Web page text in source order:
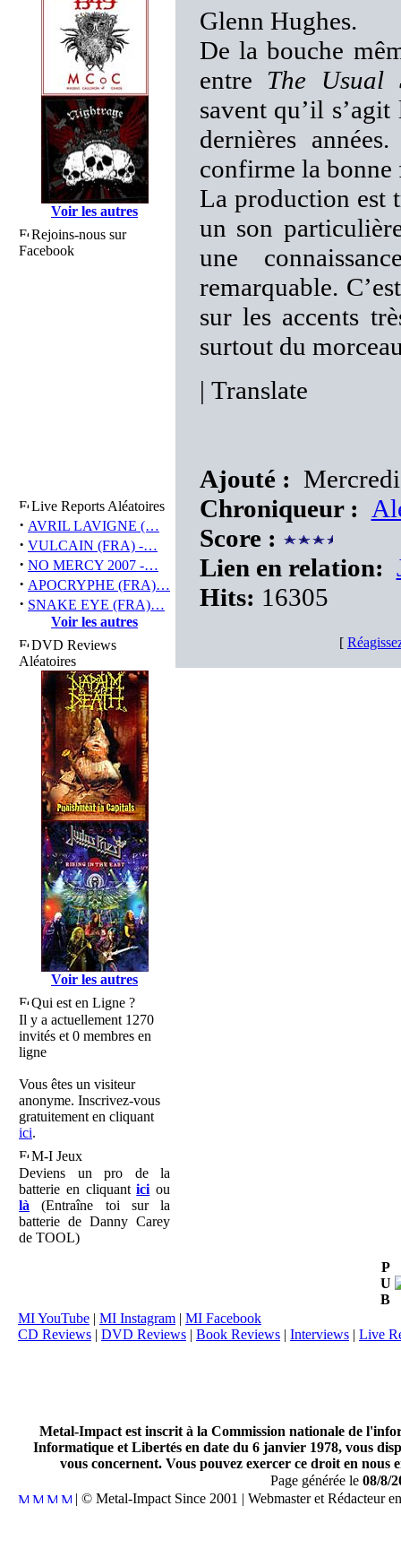
Voir les autres
Rejoins-nous sur
Facebook
Live Reports Aléatoires
· AVRIL LAVIGNE (…
· VULCAIN (FRA) -…
· NO MERCY 2007 -…
· APOCRYPHE (FRA)…
· SNAKE EYE (FRA)…
Voir les autres
DVD Reviews
Aléatoires
Voir les autres
Qui est en Ligne ?
Il y a actuellement 1270
invités et 0 membres en
ligne
Vous êtes un visiteur
anonyme. Inscrivez-vous
gratuitement en cliquant
ici.
M-I Jeux
Deviens un pro de la
batterie en cliquantici ou
là (Entraîne toi sur la
batterie de Danny Carey
de TOOL)
Glenn Hughes.
De la bouche
entre The Usual
savent qu’il
dernières
confirme la bonne
La production est
un son
une
remarquable.
sur les accents
surtout du
| Translate
Ajouté :
Chroniqueur :
Score :
Lien en relation:
Hits: 16305
[
P
U
B
MI YouTube | MI Instagram | MI Facebook
CD Reviews | DVD Reviews | Book Reviews | Interviews | Live
Metal-Impact est inscrit à la Commission nationale de
Informatique et Libertés en date du 6 janvier 1978, vous
vous concernent. Vous pouvez exercer ce droit en
Page générée le 08/8/
| © Metal-Impact Since 2001 | Webmaster et Rédacteur